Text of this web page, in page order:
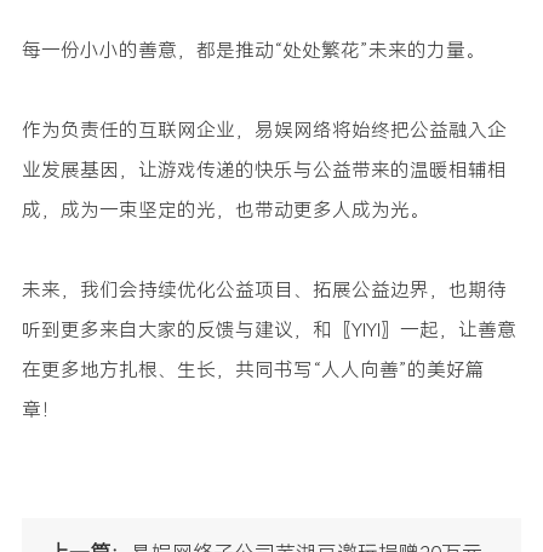
每一份小小的善意，都是推动“处处繁花”未来的力量。
作为负责任的互联网企业，易娱网络将始终把公益融入企
业发展基因，让游戏传递的快乐与公益带来的温暖相辅相
成，成为一束坚定的光，也带动更多人成为光。
未来，我们会持续优化公益项目、拓展公益边界，也期待
听到更多来自大家的反馈与建议，和〖YIYI〗一起，让善意
在更多地方扎根、生长，共同书写“人人向善”的美好篇
章！